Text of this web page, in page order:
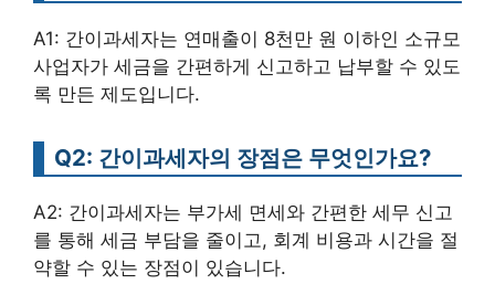
A1: 간이과세자는 연매출이 8천만 원 이하인 소규모
사업자가 세금을 간편하게 신고하고 납부할 수 있도
록 만든 제도입니다.
Q2: 간이과세자의 장점은 무엇인가요?
A2: 간이과세자는 부가세 면세와 간편한 세무 신고
를 통해 세금 부담을 줄이고, 회계 비용과 시간을 절
약할 수 있는 장점이 있습니다.